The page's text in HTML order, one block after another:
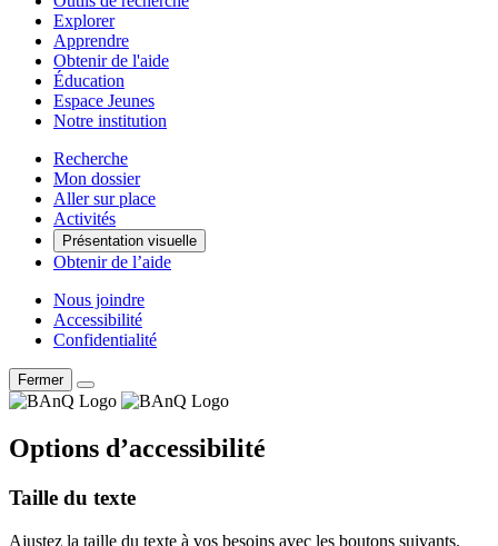
Explorer
Apprendre
Obtenir de l'aide
Éducation
Espace Jeunes
Notre institution
Recherche
Mon dossier
Aller sur place
Activités
Présentation visuelle
Obtenir de l’aide
Nous joindre
Accessibilité
Confidentialité
Fermer
Options d’accessibilité
Taille du texte
Ajustez la taille du texte à vos besoins avec les boutons suivants.